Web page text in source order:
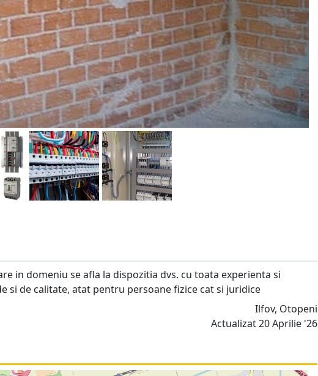
in domeniu se afla la dispozitia dvs. cu toata experienta si
si de calitate, atat pentru persoane fizice cat si juridice
Ilfov, Otopeni
Actualizat 20 Aprilie '26